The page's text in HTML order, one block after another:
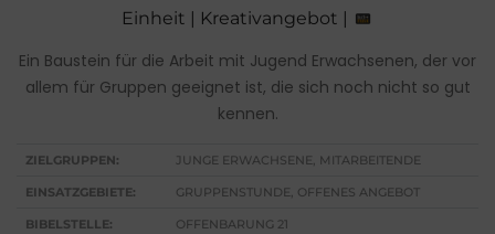
Einheit | Kreativangebot |
Ein Baustein für die Arbeit mit Jugend Erwachsenen, der vor
allem für Gruppen geeignet ist, die sich noch nicht so gut
kennen.
ZIELGRUPPEN: JUNGE ERWACHSENE, MITARBEITENDE
EINSATZGEBIETE: GRUPPENSTUNDE, OFFENES ANGEBOT
BIBELSTELLE: OFFENBARUNG 21